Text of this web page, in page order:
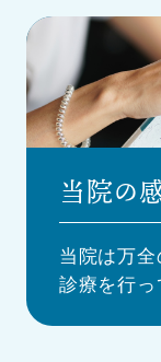
当院の
当院は万
診療を行っ